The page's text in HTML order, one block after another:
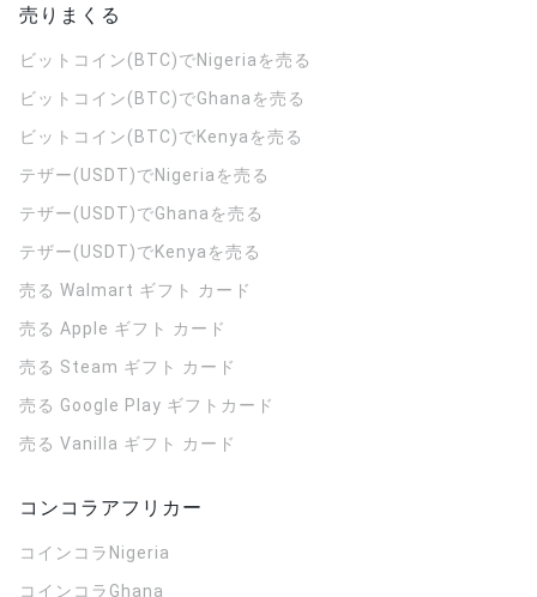
売りまくる
ビットコイン(BTC)でNigeriaを売る
ビットコイン(BTC)でGhanaを売る
ビットコイン(BTC)でKenyaを売る
テザー(USDT)でNigeriaを売る
テザー(USDT)でGhanaを売る
テザー(USDT)でKenyaを売る
売る Walmart ギフト カード
売る Apple ギフト カード
売る Steam ギフト カード
売る Google Play ギフトカード
売る Vanilla ギフト カード
コンコラアフリカー
コインコラ Nigeria
コインコラ Ghana